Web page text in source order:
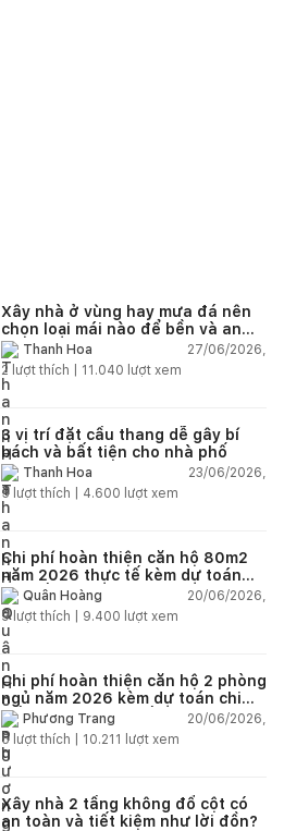
Xây nhà ở vùng hay mưa đá nên
chọn loại mái nào để bền và an
toàn?Thanh Hoa
27/06/2026,
2 lượt thích | 11.040 lượt xem
3 vị trí đặt cầu thang dễ gây bí
bách và bất tiện cho nhà phố
Thanh Hoa
23/06/2026,
5 lượt thích | 4.600 lượt xem
Chi phí hoàn thiện căn hộ 80m2
năm 2026 thực tế kèm dự toán
chi tiết từng hạng mục
Quân Hoàng
20/06/2026,
9lượt thích | 9.400 lượt xem
Chi phí hoàn thiện căn hộ 2 phòng
ngủ năm 2026 kèm dự toán chi
tiết và ví dụ thực tế
Phương Trang
20/06/2026,
5 lượt thích | 10.211 lượt xem
Xây nhà 2 tầng không đổ cột có
an toàn và tiết kiệm như lời đồn?